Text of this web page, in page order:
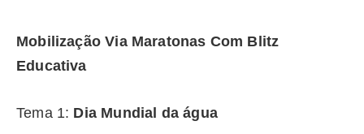
Mobilização Via Maratonas Com Blitz
Educativa
Tema 1: Dia Mundial da água